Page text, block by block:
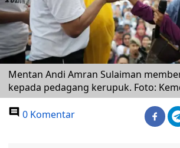
Mentan Andi Amran Sulaiman
kepada pedagang kerupuk. Foto:
0 Komentar